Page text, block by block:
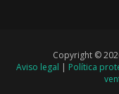
Copyright ©
Aviso legal | Política